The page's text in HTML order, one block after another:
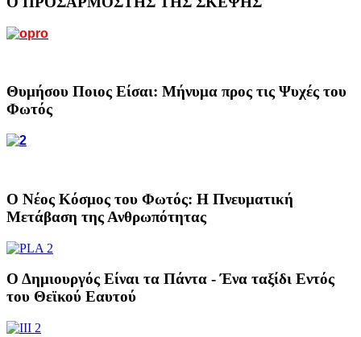
Θυμήσου Ποιος Είσαι: Μήνυμα προς τις Ψυχές του
Φωτός
Ο Νέος Κόσμος του Φωτός: Η Πνευματική
Μετάβαση της Ανθρωπότητας
Ο Δημιουργός Είναι τα Πάντα - Ένα ταξίδι Εντός
του Θεϊκού Εαυτού